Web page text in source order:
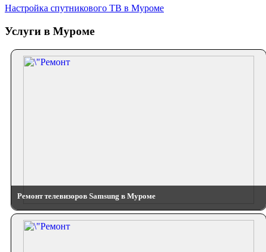
Настройка спутникового ТВ в Муроме
Услуги в Муроме
Ремонт телевизоров Samsung в Муроме